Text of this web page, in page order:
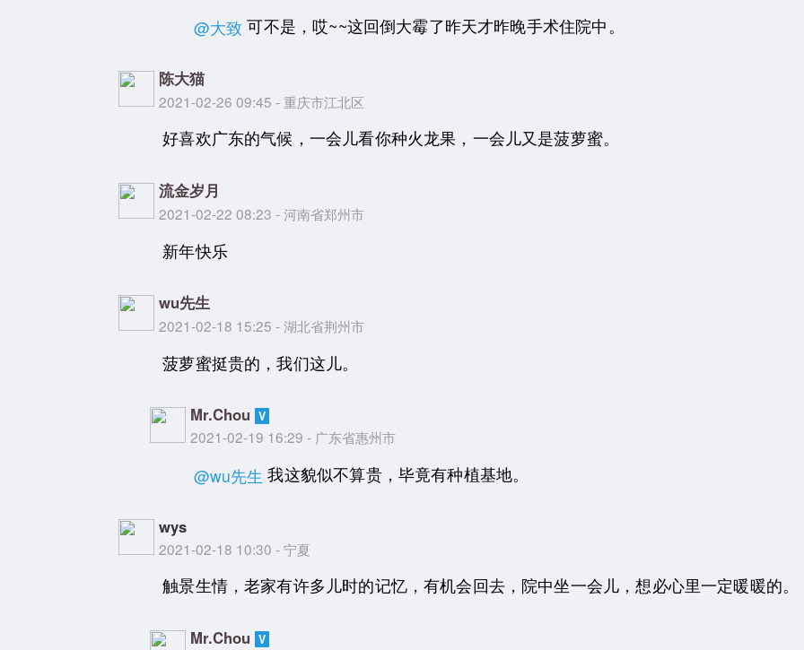
@大致 可不是，哎~~这回倒大霉了昨天才昨晚手术住院中。
陈大猫
2021-02-26 09:45 - 重庆市江北区
好喜欢广东的气候，一会儿看你种火龙果，一会儿又是菠萝蜜。
流金岁月
2021-02-22 08:23 - 河南省郑州市
新年快乐
wu先生
2021-02-18 15:25 - 湖北省荆州市
菠萝蜜挺贵的，我们这儿。
Mr.Chou
2021-02-19 16:29 - 广东省惠州市
@wu先生 我这貌似不算贵，毕竟有种植基地。
wys
2021-02-18 10:30 - 宁夏
触景生情，老家有许多儿时的记忆，有机会回去，院中坐一会儿，想必心里一定暖暖的。
Mr.Chou